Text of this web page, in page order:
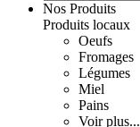
Nos Produits
Produits locaux
Oeufs
Fromages
Légumes
Miel
Pains
Voir plus...